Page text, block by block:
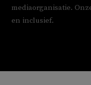
mediaorganisatie.
en inclusief.